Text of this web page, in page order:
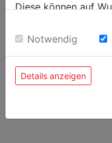
BELIEBTE
Diese können auf
Einwilligung zu
Notwendig
Details anzeigen